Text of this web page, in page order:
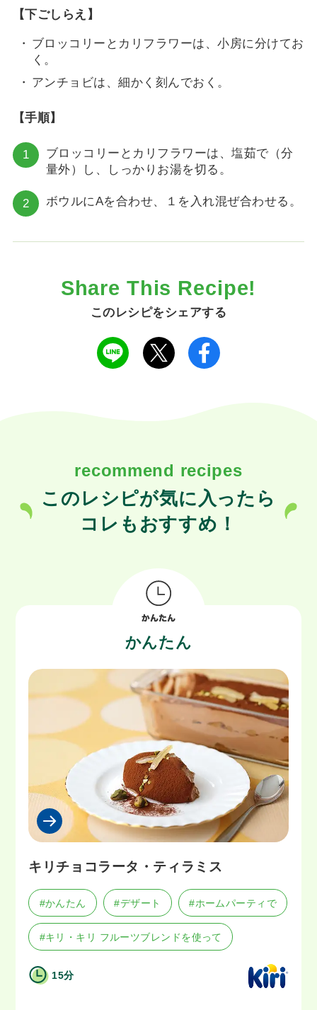
【下ごしらえ】
ブロッコリーとカリフラワーは、小房に分けてお
く。
アンチョビは、細かく刻んでおく。
【手順】
ブロッコリーとカリフラワーは、塩茹で（分
量外）し、しっかりお湯を切る。
ボウルにAを合わせ、１を入れ混ぜ合わせる。
Share This Recipe!
このレシピをシェアする
recommend recipes
このレシピが気に入ったら
コレもおすすめ！
かんたん
キリチョコラータ・ティラミス
#かんたん #デザート #ホームパーティで
#キリ・キリ フルーツブレンドを使って
15分